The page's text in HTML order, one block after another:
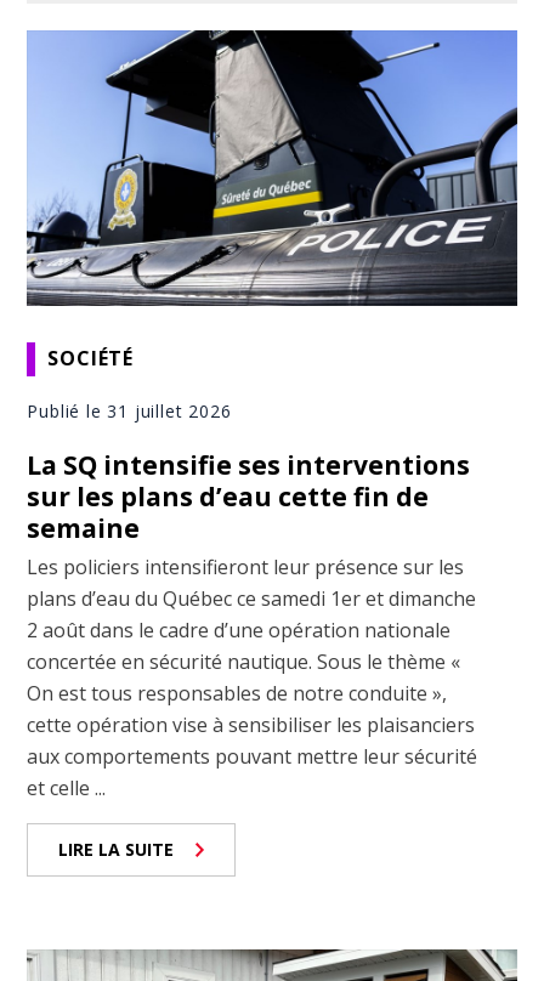
SOCIÉTÉ
Publié le 31 juillet 2026
La SQ intensifie ses interventions
sur les plans d’eau cette fin de
semaine
Les policiers intensifieront leur présence sur les
plans d’eau du Québec ce samedi 1er et dimanche
2 août dans le cadre d’une opération nationale
concertée en sécurité nautique. Sous le thème «
On est tous responsables de notre conduite »,
cette opération vise à sensibiliser les plaisanciers
aux comportements pouvant mettre leur sécurité
et celle ...
LIRE LA SUITE